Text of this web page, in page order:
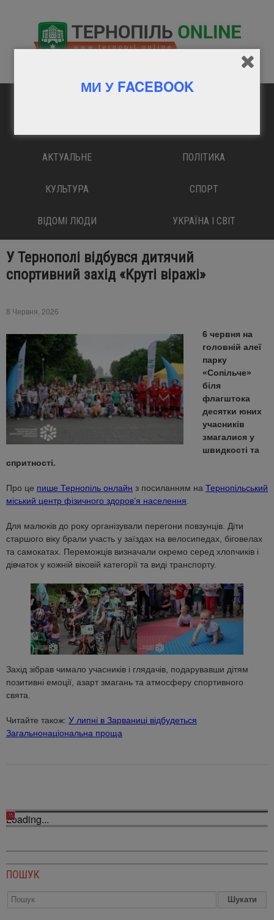
АКТУАЛЬНЕ ПОЛІТИКА
КУЛЬТУРА СПОРТ
ВІДОМІ ЛЮДИ УКРАЇНА І СВІТ
У Тернополі відбувся дитячий
спортивний захід «Круті віражі»
8 Червня, 2026
6 червня на
головній алеї
парку
«Сопільче»
біля
флагштока
десятки юних
учасників
змагалися у
швидкості та
спритності.
Про це пише Тернопіль онлайн з посиланням на Тернопільський
міський центр фізичного здоров’я населення
Для малюків до року організували перегони повзунців. Діти
старшого віку брали участь у заїздах на велосипедах, біговелах
та самокатах. Переможців визначали окремо серед хлопчиків і
дівчаток у кожній віковій категорії та виді транспорту.
Захід зібрав чимало учасників і глядачів, подарувавши дітям
позитивні емоції, азарт змагань та атмосферу спортивного
свята.
Читайте також: У липні в Зарваниці відбудеться
Загальнонаціональна проща
Loading...
ПОШУК
МИ У FACEBOOK